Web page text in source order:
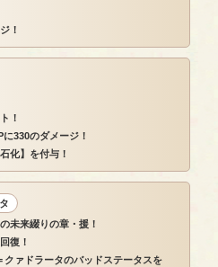
！
！
330のダメージ！
化】を付与！
未来綴りの章・援！
復！
ァドラータのバッドステータスを